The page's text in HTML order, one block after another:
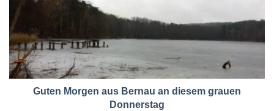
Guten Morgen aus Bernau an diesem grauen
Donnerstag